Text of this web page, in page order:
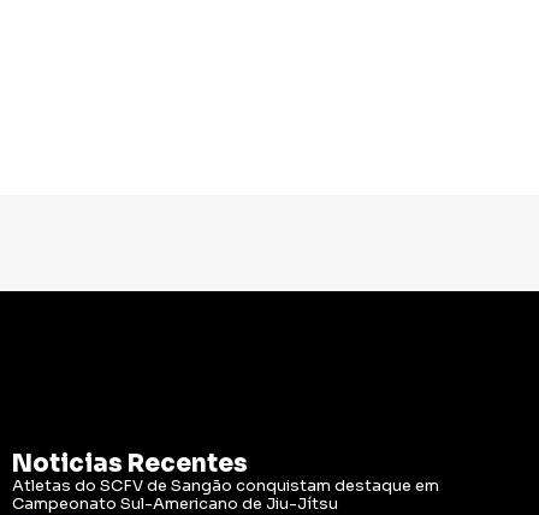
Noticias Recentes
Atletas do SCFV de Sangão conquistam destaque em
Campeonato Sul-Americano de Jiu-Jítsu